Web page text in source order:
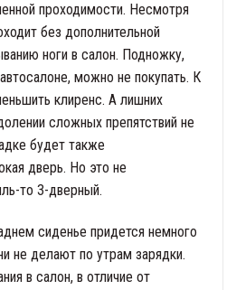
проходимости. Несмотря
без дополнительной
ноги в салон. Подножку,
можно не покупать. К
клиренс. А лишних
сложных препятствий не
будет также
дверь. Но это не
то 3-дверный.
сиденье придется немного
не делают по утрам зарядки.
в салон, в отличие от